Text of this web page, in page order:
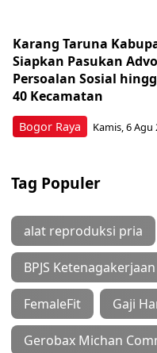
Bogor Raya
Karang Taruna
Siapkan Pasukan
Persoalan Sosial
40 Kecamatan
Kamis, 6 Agu
Tag Populer
alat reproduksi pria
BPJS Ketenagakerjaan
FemaleFit Gaji
Gerobax Michan